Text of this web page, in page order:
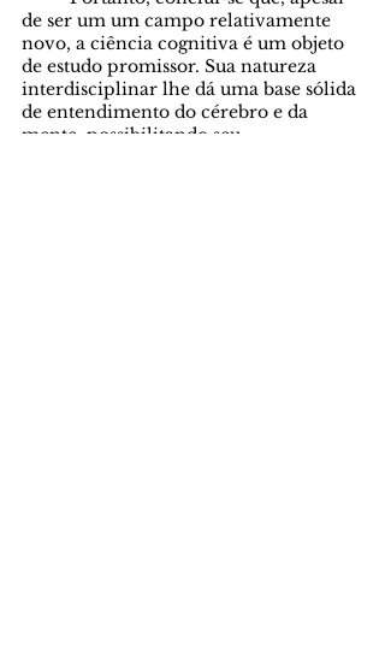
de ser um um campo relativamente
novo, a ciência cognitiva é um objeto
de estudo promissor. Sua natureza
interdisciplinar lhe dá uma base sólida
de entendimento do cérebro e da
mente, possibilitando seu